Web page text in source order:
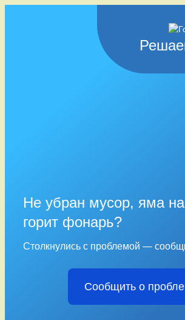
Не убран мусор, яма
горит фонарь?
Столкнулись с проблемой —
Сообщить о